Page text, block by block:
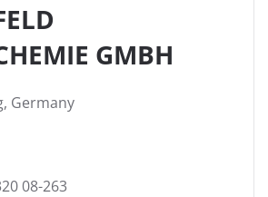
GMBH
Germany
08-263